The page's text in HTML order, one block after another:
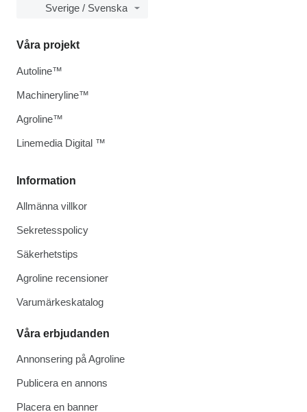
Sverige / Svenska
Information
Allmänna villkor
Sekretesspolicy
Säkerhetstips
Agroline recensioner
Varumärkeskatalog
Våra erbjudanden
Annonsering på Agroline
Publicera en annons
Placera en banner
Våra projekt
Autoline™
Machineryline™
Agroline™
Linemedia Digital ™